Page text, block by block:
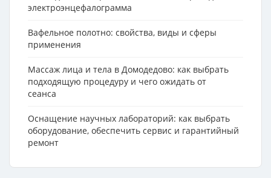
электроэнцефалограмма
Вафельное полотно: свойства, виды и сферы
применения
Массаж лица и тела в Домодедово: как выбрать
подходящую процедуру и чего ожидать от
сеанса
Оснащение научных лабораторий: как выбрать
оборудование, обеспечить сервис и гарантийный
ремонт